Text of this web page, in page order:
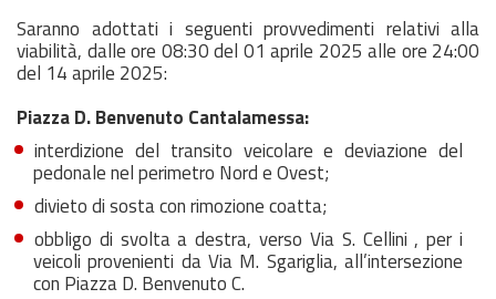
Saranno adottati i seguenti provvedimenti relativi alla
viabilità, dalle ore 08:30 del 01 aprile 2025 alle ore 24:00
del 14 aprile 2025:
Piazza D. Benvenuto Cantalamessa:
interdizione del transito veicolare e deviazione del
pedonale nel perimetro Nord e Ovest;
divieto di sosta con rimozione coatta;
obbligo di svolta a destra, verso Via S. Cellini , per i
veicoli provenienti da Via M. Sgariglia, all’intersezione
con Piazza D. Benvenuto C.